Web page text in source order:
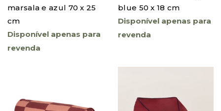
marsala e azul 70 x 25
cm
Disponível apenas para
revenda
blue 50 x 18 cm
Disponível apenas para
revenda